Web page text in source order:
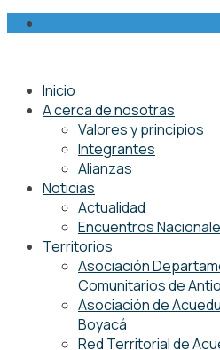
Inicio
A cerca de nosotras
Valores y principios
Integrantes
Alianzas
Noticias
Actualidad
Encuentros
Territorios
Asociación
Comunitarios de
Asociación de
Boyacá
Red Territorial de